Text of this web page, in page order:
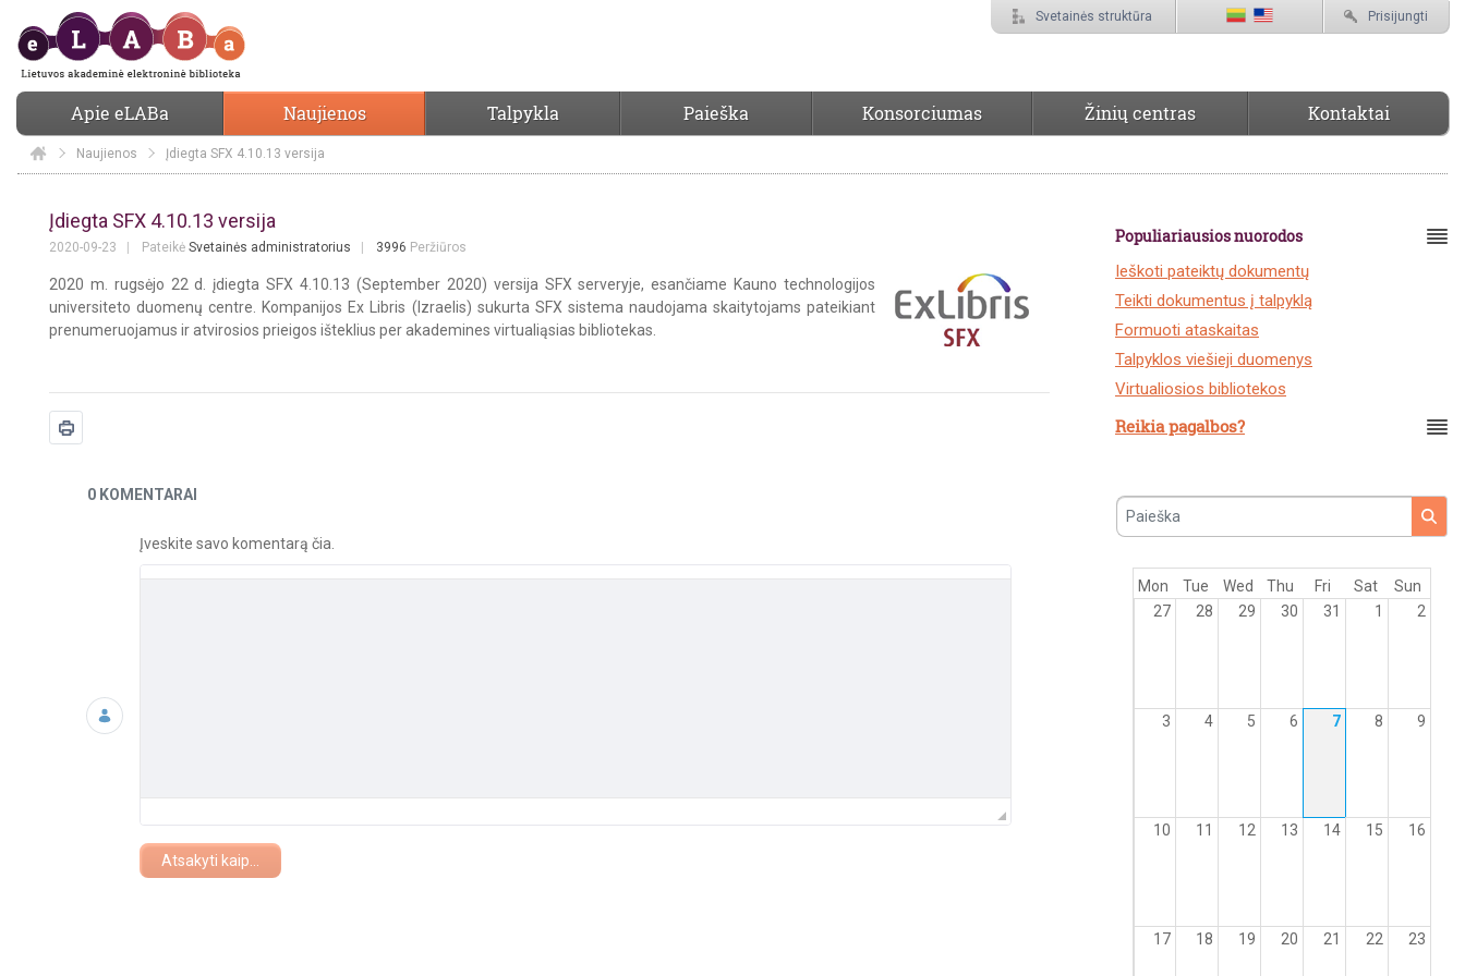
Svetainės struktūra Prisijungti
Apie eLABa Naujienos Talpykla Paieška Konsorciumas Žinių centras Kontaktai
Elaba
Naujienos Įdiegta SFX 4.10.13 versija
Įdiegta SFX 4.10.13 versija
2020-09-23 Pateikė Svetainės administratorius 3996 Peržiūros
2020 m. rugsėjo 22 d. įdiegta SFX 4.10.13 (September 2020) versija SFX serveryje, esančiame Kauno technologijos
universiteto duomenų centre. Kompanijos Ex Libris (Izraelis) sukurta SFX sistema naudojama skaitytojams pateikiant
prenumeruojamus ir atvirosios prieigos išteklius per akademines virtualiąsias bibliotekas.
Naujienos
0 KOMENTARAI
Įveskite savo komentarą čia.
Atsakyti kaip...
Populiariausios nuorodos
Ieškoti pateiktų dokumentų
Teikti dokumentus į talpyklą
Formuoti ataskaitas
Talpyklos viešieji duomenys
Virtualiosios bibliotekos
Reikia pagalbos?
Paieška
Mon Tue Wed Thu Fri Sat
Sun
27
28 29 30 31 1 2
3 4 5 6 7 8 9
10 11 12 13 14 15 16
17 18 19 20 21 22 23